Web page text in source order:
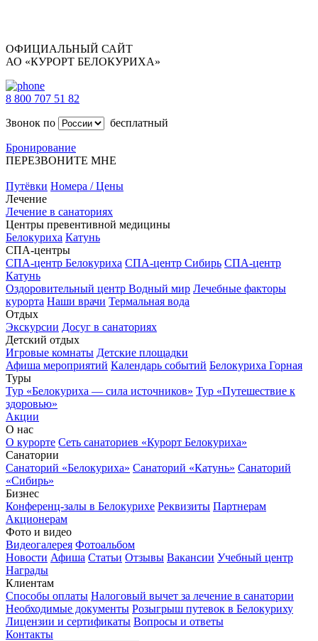
ОФИЦИАЛЬНЫЙ САЙТ
АО «КУРОРТ БЕЛОКУРИХА»
8 800 707 51 82
Звонок по
бесплатный
Бронирование
ПЕРЕЗВОНИТЕ МНЕ
Путёвки Номера / Цены
Лечение
Лечение в санаториях
Центры превентивной медицины
Белокуриха Катунь
СПА-центры
СПА-центр Белокуриха СПА-центр Сибирь СПА-центр
Катунь
Оздоровительный центр Водный мир Лечебные факторы
курорта Наши врачи Термальная вода
Отдых
Экскурсии Досуг в санаториях
Детский отдых
Игровые комнаты Детские площадки
Афиша мероприятий Календарь событий Белокуриха Горная
Туры
Тур «Белокуриха — сила источников» Тур «Путешествие к
здоровью»
Акции
О нас
О курорте Сеть санаториев «Курорт Белокуриха»
Санатории
Санаторий «Белокуриха» Санаторий «Катунь» Санаторий
«Сибирь»
Бизнес
Конференц-залы в Белокурихе Реквизиты Партнерам
Акционерам
Фото и видео
Видеогалерея Фотоальбом
Новости Афиша Статьи Отзывы Вакансии Учебный центр
Награды
Клиентам
Способы оплаты Налоговый вычет за лечение в санатории
Необходимые документы Розыгрыш путевок в Белокуриху
Лицензии и сертификаты Вопросы и ответы
Контакты